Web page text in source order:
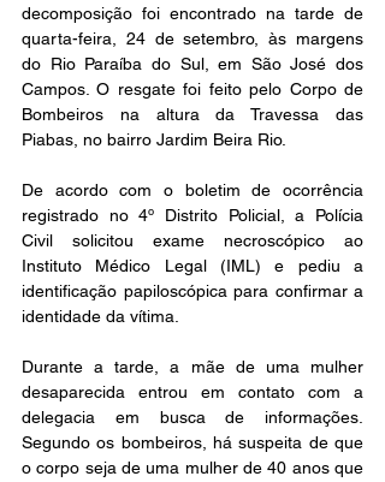
decomposição foi encontrado na tarde de
quarta-feira, 24 de setembro, às margens
do Rio Paraíba do Sul, em São José dos
Campos. O resgate foi feito pelo Corpo de
Bombeiros na altura da Travessa das
Piabas, no bairro Jardim Beira Rio.
De acordo com o boletim de ocorrência
registrado no 4º Distrito Policial, a Polícia
Civil solicitou exame necroscópico ao
Instituto Médico Legal (IML) e pediu a
identificação papiloscópica para confirmar a
identidade da vítima.
Durante a tarde, a mãe de uma mulher
desaparecida entrou em contato com a
delegacia em busca de informações.
Segundo os bombeiros, há suspeita de que
o corpo seja de uma mulher de 40 anos que